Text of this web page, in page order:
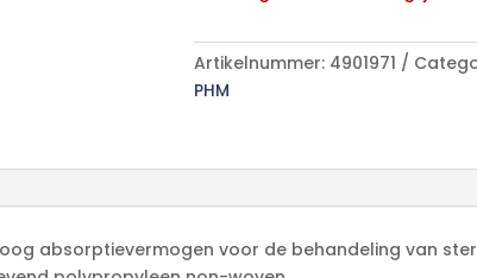
aantal
l
t
e
t
Artikelnummer: 4901971
PHM
absorptievermogen voor de behandeling van